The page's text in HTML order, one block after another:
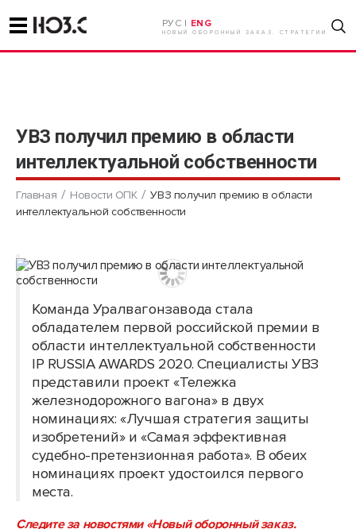
РУС | ENG
НОВЫЙ ОБОРОННЫЙ ЗАКАЗ. СТРАТЕГИИ
УВЗ получил премию в области
интеллектуальной собственности
Главная Новости ОПК
УВЗ получил премию в области
интеллектуальной собственности
Команда Уралвагонзавода стала
обладателем первой российской премии в
области интеллектуальной собственности
IP RUSSIA AWARDS 2020. Специалисты УВЗ
представили проект «Тележка
железнодорожного вагона» в двух
номинациях: «Лучшая стратегия защиты
изобретений» и «Самая эффективная
судебно-претензионная работа». В обеих
номинациях проект удостоился первого
места.
Следите за новостями «Новый оборонный заказ.